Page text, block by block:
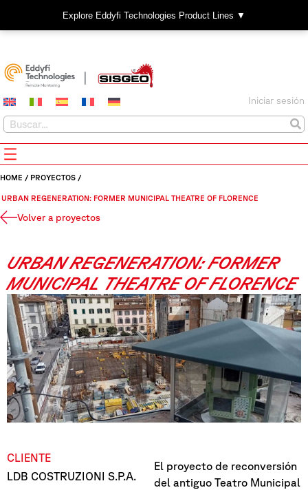
Explore Eddyfi Technologies Product Lines ▼
Iniciar sesión
HOME / PROYECTOS /
URBAN REGENERATION: FORMER MUNICIPAL THEATRE OF FLORENCE
Volver a proyectos
URBAN REGENERATION: FORMER
MUNICIPAL THEATRE OF FLORENCE
CLIENTE
LDB COSTRUZIONI S.P.A.
El proyecto de reconversión
del antiguo Teatro Municipal